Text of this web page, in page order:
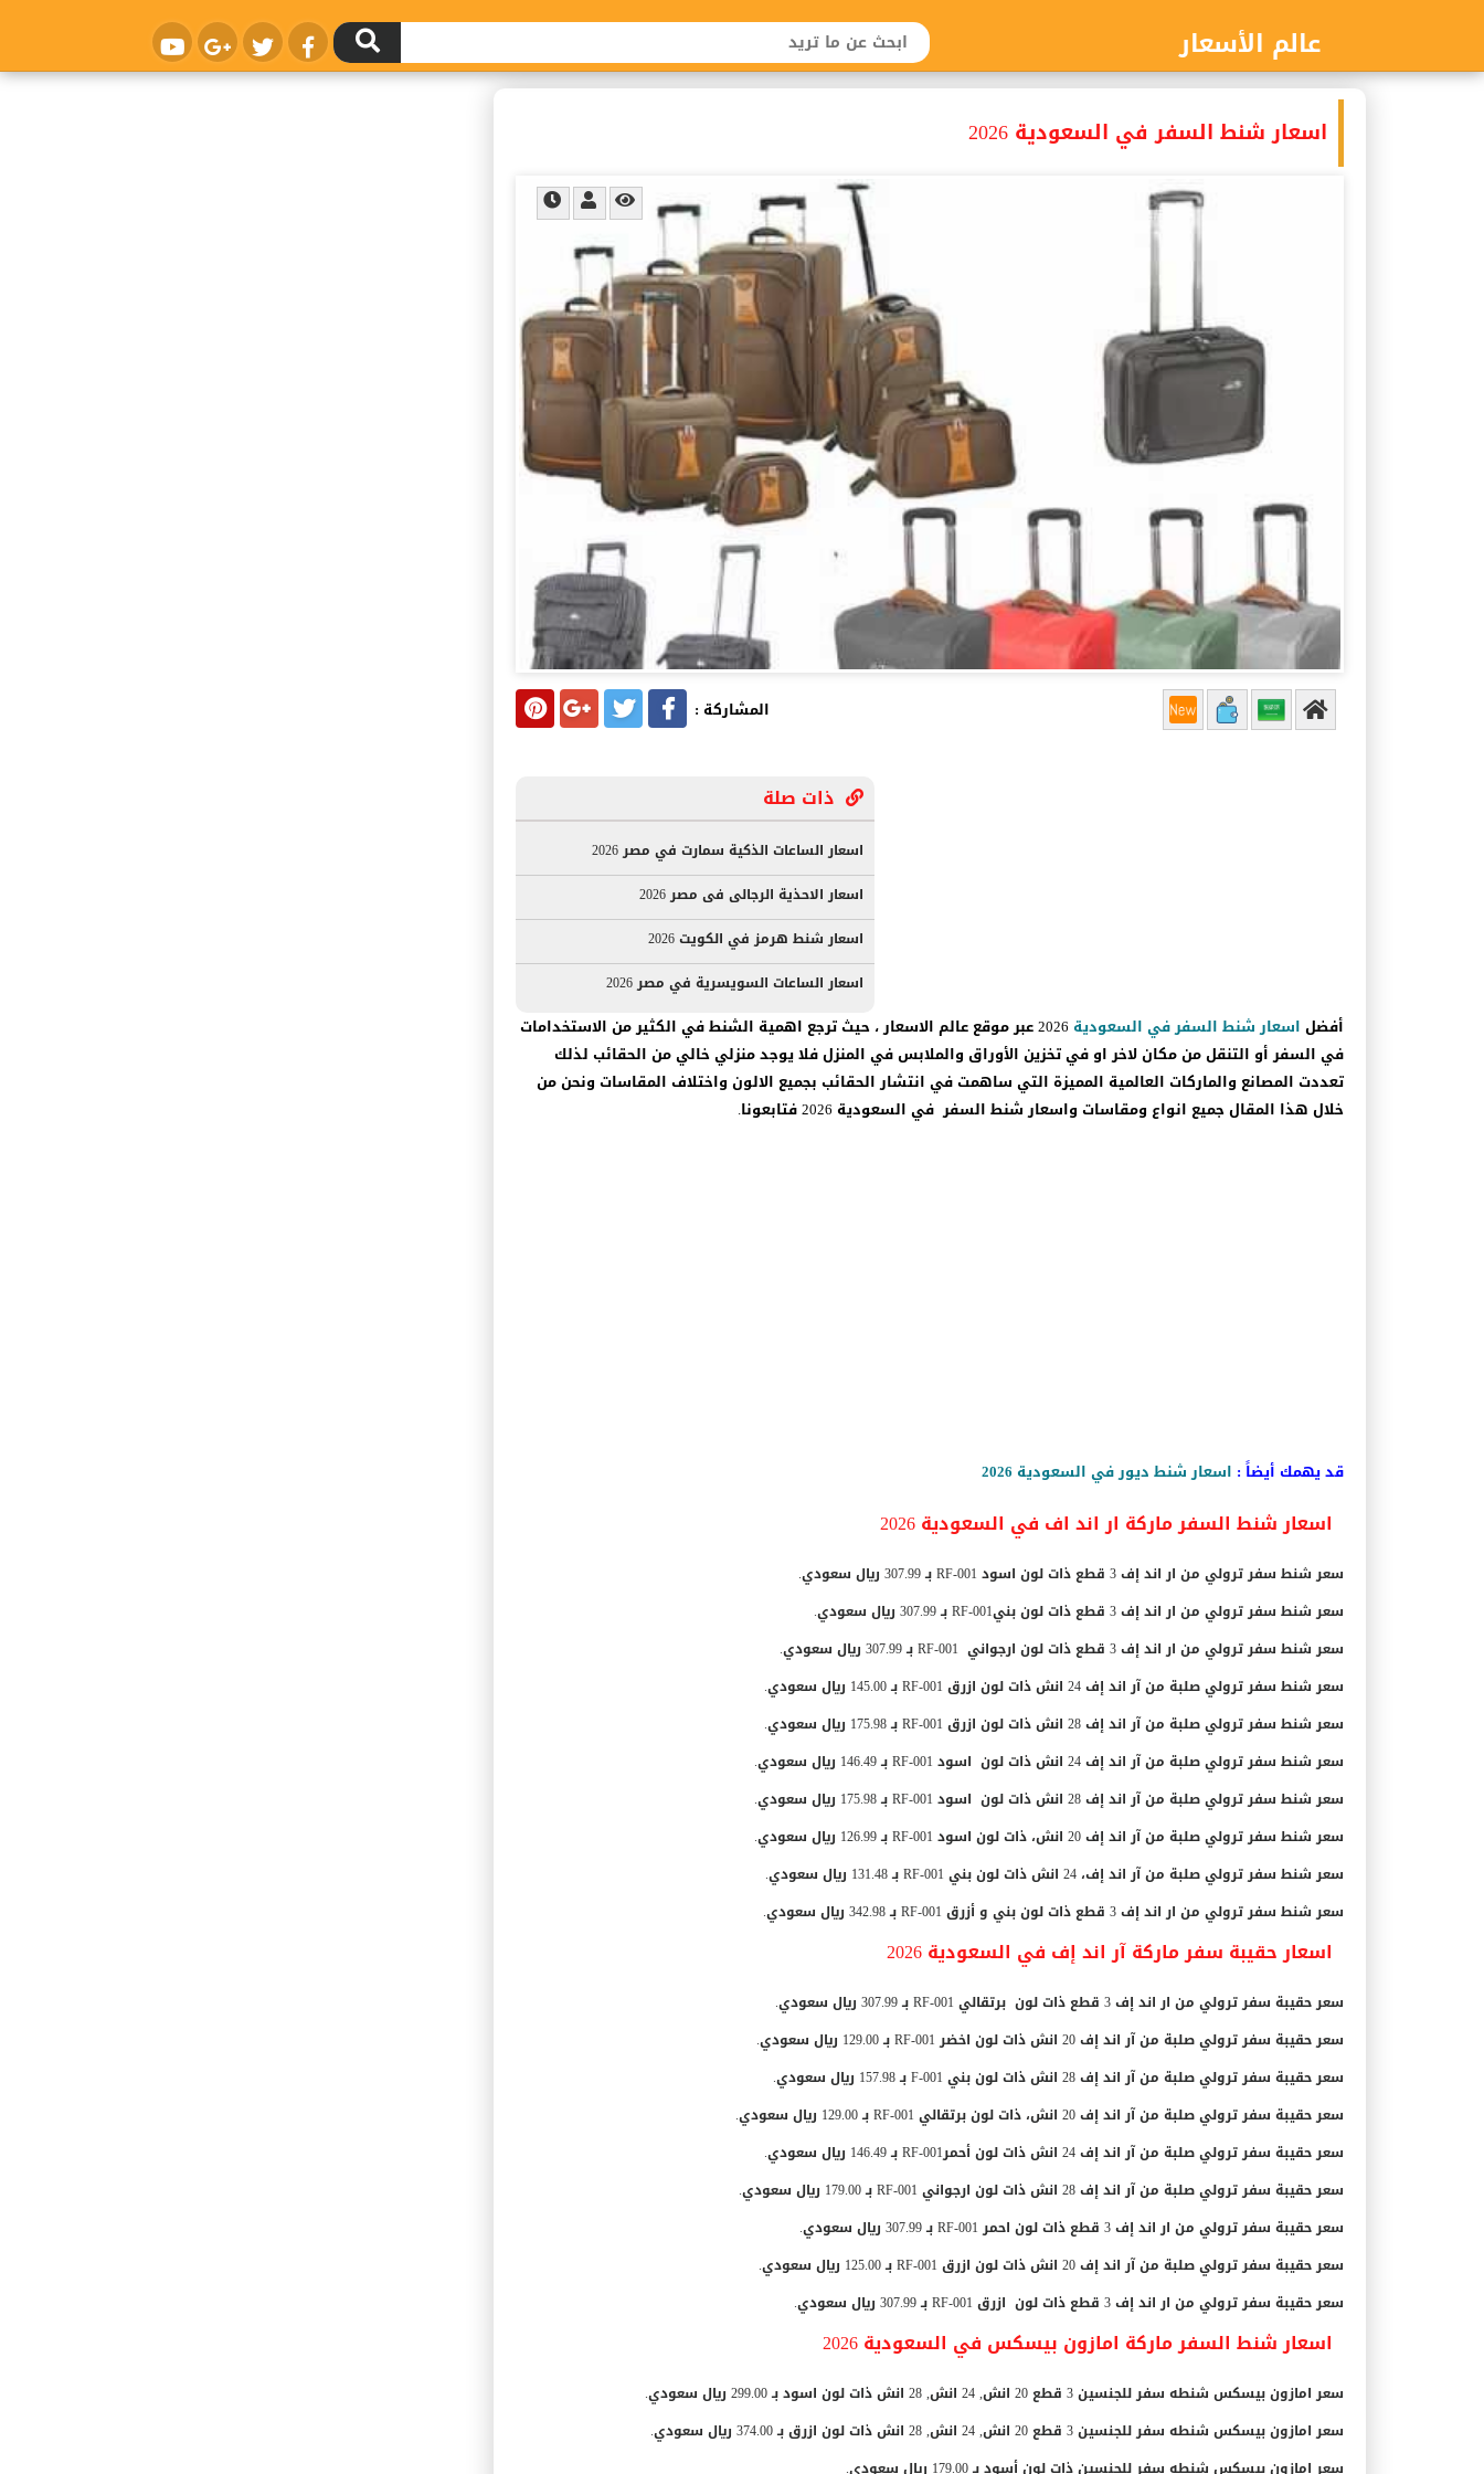
عالم الأسعار
اسعار شنط السفر في السعودية 2026
المشاركة :
ذات صلة
اسعار الساعات الذكية سمارت في مصر 2026
اسعار الاحذية الرجالى فى مصر 2026
اسعار شنط هرمز في الكويت 2026
اسعار الساعات السويسرية في مصر 2026
أفضل اسعار شنط السفر في السعودية
2026 عبر موقع عالم الاسعار ، حيث ترجع اهمية الشنط في الكثير من الاستخدامات
في السفر أو التنقل من مكان لاخر او في تخزين الأوراق والملابس في المنزل فلا يوجد منزلي خالي من الحقائب لذلك
تعددت المصانع والماركات العالمية المميزة التي ساهمت في انتشار الحقائب بجميع الالون واختلاف المقاسات ونحن من
خلال هذا المقال جميع انواع ومقاسات واسعار شنط السفر في السعودية 2026 فتابعونا.
قد يهمك أيضاً : اسعار شنط ديور في السعودية 2026
اسعار شنط السفر ماركة ار اند اف في السعودية 2026
سعر شنط سفر ترولي من ار اند إف 3 قطع ذات لون اسود RF-001 بـ 307.99 ريال سعودي.
سعر شنط سفر ترولي من ار اند إف 3 قطع ذات لون بنيRF-001 بـ 307.99 ريال سعودي.
سعر شنط سفر ترولي من ار اند إف 3 قطع ذات لون ارجواني RF-001 بـ 307.99 ريال سعودي.
سعر شنط سفر ترولي صلبة من آر اند إف 24 انش ذات لون ازرق RF-001 بـ 145.00 ريال سعودي.
سعر شنط سفر ترولي صلبة من آر اند إف 28 انش ذات لون ازرق RF-001 بـ 175.98 ريال سعودي.
سعر شنط سفر ترولي صلبة من آر اند إف 24 انش ذات لون اسود RF-001 بـ 146.49 ريال سعودي.
سعر شنط سفر ترولي صلبة من آر اند إف 28 انش ذات لون اسود RF-001 بـ 175.98 ريال سعودي.
سعر شنط سفر ترولي صلبة من آر اند إف 20 انش، ذات لون اسود RF-001 بـ 126.99 ريال سعودي.
سعر شنط سفر ترولي صلبة من آر اند إف، 24 انش ذات لون بني RF-001 بـ 131.48 ريال سعودي.
سعر شنط سفر ترولي من ار اند إف 3 قطع ذات لون بني و أزرق RF-001 بـ 342.98 ريال سعودي.
اسعار حقيبة سفر ماركة آر اند إف في السعودية 2026
سعر حقيبة سفر ترولي من ار اند إف 3 قطع ذات لون برتقالي RF-001 بـ 307.99 ريال سعودي.
سعر حقيبة سفر ترولي صلبة من آر اند إف 20 انش ذات لون اخضر RF-001 بـ 129.00 ريال سعودي.
سعر حقيبة سفر ترولي صلبة من آر اند إف 28 انش ذات لون بني F-001 بـ 157.98 ريال سعودي.
سعر حقيبة سفر ترولي صلبة من آر اند إف 20 انش، ذات لون برتقالي RF-001 بـ 129.00 ريال سعودي.
سعر حقيبة سفر ترولي صلبة من آر اند إف 24 انش ذات لون أحمرRF-001 بـ 146.49 ريال سعودي.
سعر حقيبة سفر ترولي صلبة من آر اند إف 28 انش ذات لون ارجواني RF-001 بـ 179.00 ريال سعودي.
سعر حقيبة سفر ترولي من ار اند إف 3 قطع ذات لون احمر RF-001 بـ 307.99 ريال سعودي.
سعر حقيبة سفر ترولي صلبة من آر اند إف 20 انش ذات لون ازرق RF-001 بـ 125.00 ريال سعودي.
سعر حقيبة سفر ترولي من ار اند إف 3 قطع ذات لون ازرق RF-001 بـ 307.99 ريال سعودي.
اسعار شنط السفر ماركة امازون بيسكس في السعودية 2026
سعر امازون بيسكس شنطه سفر للجنسين 3 قطع 20 انش, 24 انش, 28 انش ذات لون اسود بـ 299.00 ريال سعودي.
سعر امازون بيسكس شنطه سفر للجنسين 3 قطع ‫20 انش, 24 انش, 28 انش ذات لون ازرق بـ 374.00 ريال سعودي.
سعر امازون بيسكس شنطه سفر للجنسين ذات لون أسود بـ 179.00 ريال سعودي.